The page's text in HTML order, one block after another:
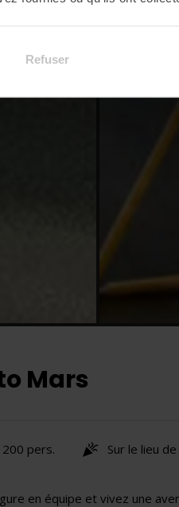
Refuser
Mars
200 pers. Sur le lieu
en équipe et vivez une